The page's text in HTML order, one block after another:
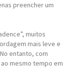
preencher um
muitos
mais leve e
entanto, com
ao mesmo tempo em